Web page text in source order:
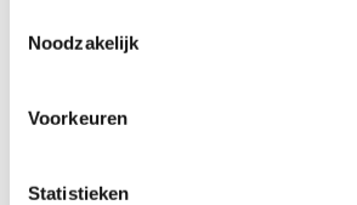
Noodzakelijk
Voorkeuren
Statistieken